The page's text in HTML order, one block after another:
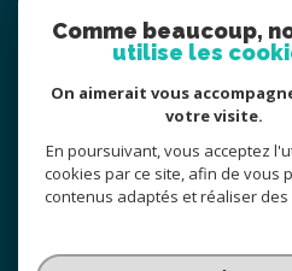
Cookies
© 2026 | Tous droits réservés
Comme beaucoup,
utilise les
On aimerait vous
votre visite.
En poursuivant, vous acceptez
cookies par ce site, afin de vous
contenus adaptés et réaliser des